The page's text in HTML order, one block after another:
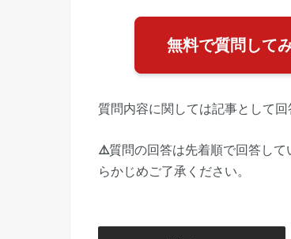
無料で質問して
質問内容に関しては記事として回
⚠️質問の回答は先着順で回答し
らかじめご了承ください。